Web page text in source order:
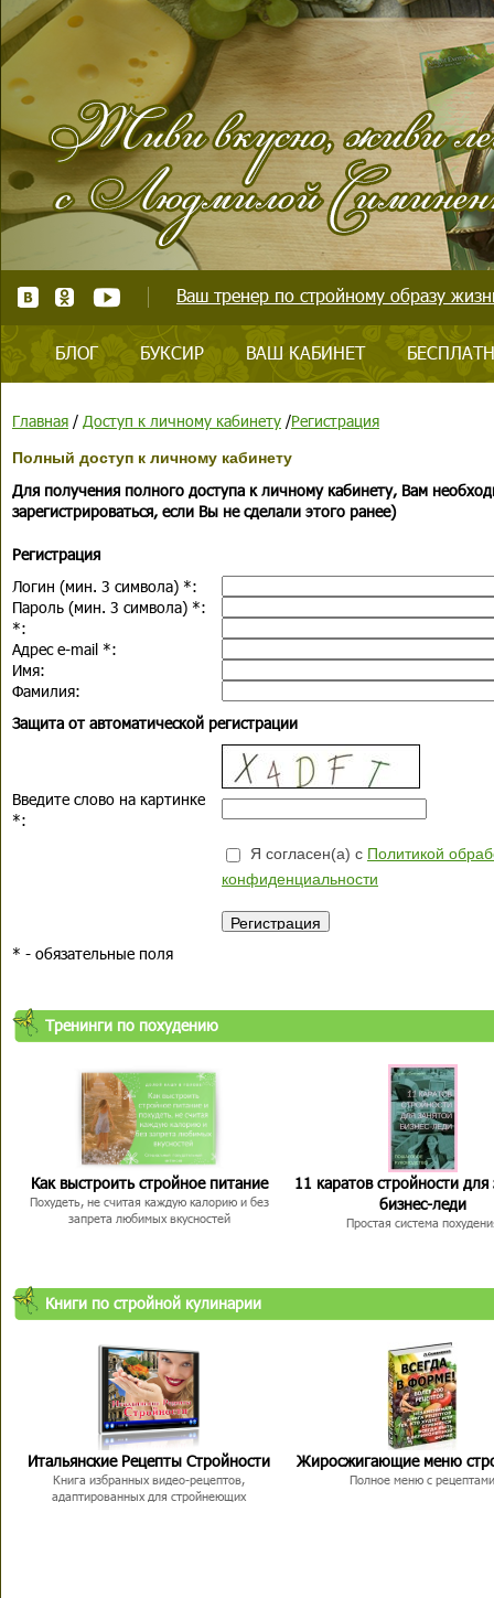
Ваш тренер по стройному образу
БЛОГ БУКСИР ВАШ КАБИНЕТ
Главная / Доступ к личному кабинету /Регистрация
Полный доступ к личному кабинету
Для получения полного доступа к личному кабинету, Вам
зарегистрироваться, если Вы не сделали этого ранее)
Регистрация
Логин (мин. 3 символа) *:
Пароль (мин. 3 символа) *:
*:
Адрес e-mail *:
Имя:
Фамилия:
Защита от автоматической регистрации
Введите слово на картинке
*:
Я согласен(а) с Политикой
конфиденциальности
* - обязательные поля
Тренинги по похудению
Как выстроить стройное питание
Похудеть, не считая каждую калорию и без
запрета любимых вкусностей
11 каратов стройности для
бизнес-леди
Простая система
Книги по стройной кулинарии
Итальянские Рецепты Стройности
Книга избранных видео-рецептов,
адаптированных для стройнеющих
Жиросжигающие меню
Полное меню с рецептами